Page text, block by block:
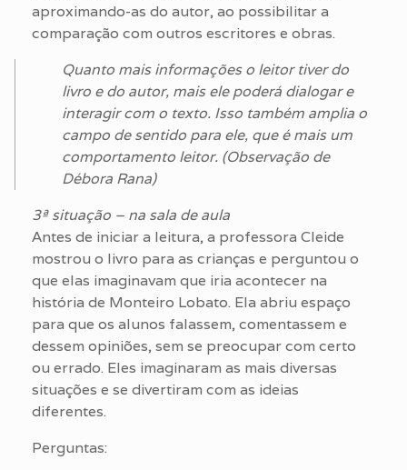
aproximando-as do autor, ao possibilitar a
comparação com outros escritores e obras.
Quanto mais informações o leitor tiver do
livro e do autor, mais ele poderá dialogar e
interagir com o texto. Isso também amplia o
campo de sentido para ele, que é mais um
comportamento leitor. (Observação de
Débora Rana)
3ª situação – na sala de aula
Antes de iniciar a leitura, a professora Cleide
mostrou o livro para as crianças e perguntou o
que elas imaginavam que iria acontecer na
história de Monteiro Lobato. Ela abriu espaço
para que os alunos falassem, comentassem e
dessem opiniões, sem se preocupar com certo
ou errado. Eles imaginaram as mais diversas
situações e se divertiram com as ideias
diferentes.
Perguntas: